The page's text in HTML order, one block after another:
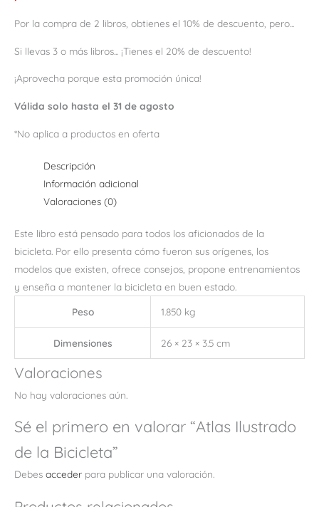
Por la compra de 2 libros, obtienes el 10% de descuento, pero...
Si llevas 3 o más libros... ¡Tienes el 20% de descuento!
¡Aprovecha porque esta promoción única!
Válida solo hasta el 31 de agosto
*No aplica a productos en oferta
Descripción
Información adicional
Valoraciones (0)
Este libro está pensado para todos los aficionados de la
bicicleta. Por ello presenta cómo fueron sus orígenes, los
modelos que existen, ofrece consejos, propone entrenamientos
y enseña a mantener la bicicleta en buen estado.
Peso 1.850 kg
Dimensiones 26 × 23 × 3.5 cm
Valoraciones
No hay valoraciones aún.
Sé el primero en valorar “Atlas Ilustrado
de la Bicicleta”
Debes acceder para publicar una valoración.